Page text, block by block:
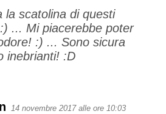
la scatolina di questi
... Mi piacerebbe poter
:) ... Sono sicura
inebrianti! :D
14 novembre 2017 alle ore 10:03